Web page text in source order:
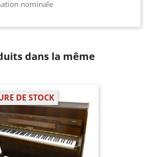
nominale
dans la même
DE STOCK